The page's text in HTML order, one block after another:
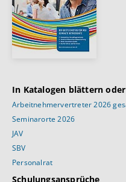
In Katalogen blättern
Arbeitnehmervertreter 2026
Seminarorte 2026
JAV
SBV
Personalrat
Schulungsansprüche